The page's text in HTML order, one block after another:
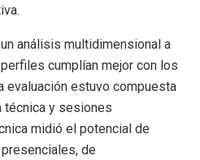
análisis multidimensional a
cumplían mejor con los
estuvo compuesta
técnica y sesiones
midió el potencial de
de